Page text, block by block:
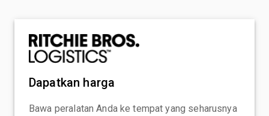
Dapatkan harga
Bawa peralatan Anda ke tempat yang seharusnya